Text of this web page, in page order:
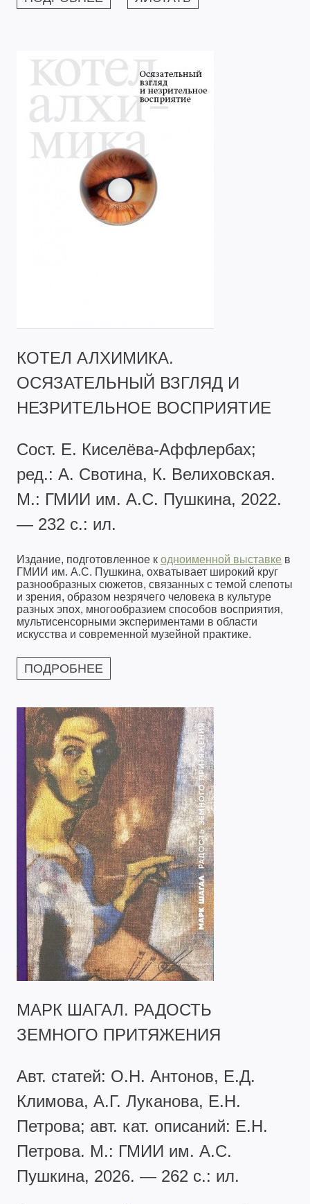
КОТЕЛ АЛХИМИКА.
ОСЯЗАТЕЛЬНЫЙ ВЗГЛЯД И
НЕЗРИТЕЛЬНОЕ ВОСПРИЯТИЕ
Сост. Е. Киселёва-Аффлербах;
ред.: А. Свотина, К. Велиховская.
М.: ГМИИ им. А.С. Пушкина, 2022.
— 232 с.: ил.
Издание, подготовленное к одноименной выставке в
ГМИИ им. А.С. Пушкина, охватывает широкий круг
разнообразных сюжетов, связанных с темой слепоты
и зрения, образом незрячего человека в культуре
разных эпох, многообразием способов восприятия,
мультисенсорными экспериментами в области
искусства и современной музейной практике.
ПОДРОБНЕЕ
МАРК ШАГАЛ. РАДОСТЬ
ЗЕМНОГО ПРИТЯЖЕНИЯ
Авт. статей: О.Н. Антонов, Е.Д.
Климова, А.Г. Луканова, Е.Н.
Петрова; авт. кат. описаний: Е.Н.
Петрова. М.: ГМИИ им. А.С.
Пушкина, 2026. — 262 с.: ил.